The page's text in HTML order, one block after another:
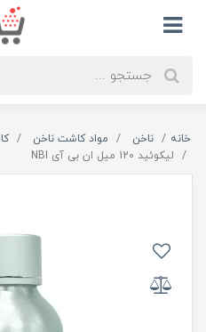
خانه ناخن مواد کاشت ناخن
لیکوئید 120 میل ان بی آی NBI